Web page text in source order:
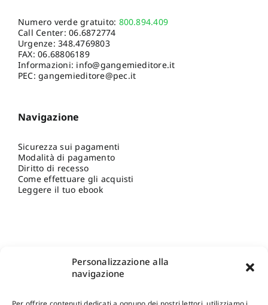
Personalizzazione alla
navigazione
Numero verde gratuito: 800.894.409
Call Center:06.6872774
Urgenze:348.4769803
FAX: 06.68806189
Informazioni: info@gangemieditore.it
PEC: gangemieditore@pec.it
Navigazione
Sicurezza sui pagamenti
Modalità di pagamento
Diritto di recesso
Come effettuare gli acquisti
Leggere il tuo ebook